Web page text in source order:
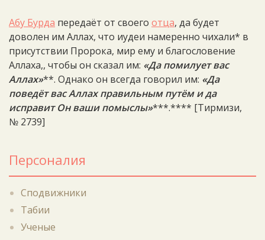
Абу Бурда передаёт от своего отца, да будет
доволен им Аллах, что иудеи намеренно чихали* в
присутствии Пророка, мир ему и благословение
Аллаха,, чтобы он сказал им: «Да помилует вас
Аллах»**. Однако он всегда говорил им: «Да
поведёт вас Аллах правильным путём и да
исправит Он ваши помыслы»***.**** [Тирмизи,
№ 2739]
Персоналия
Сподвижники
Табии
Ученые